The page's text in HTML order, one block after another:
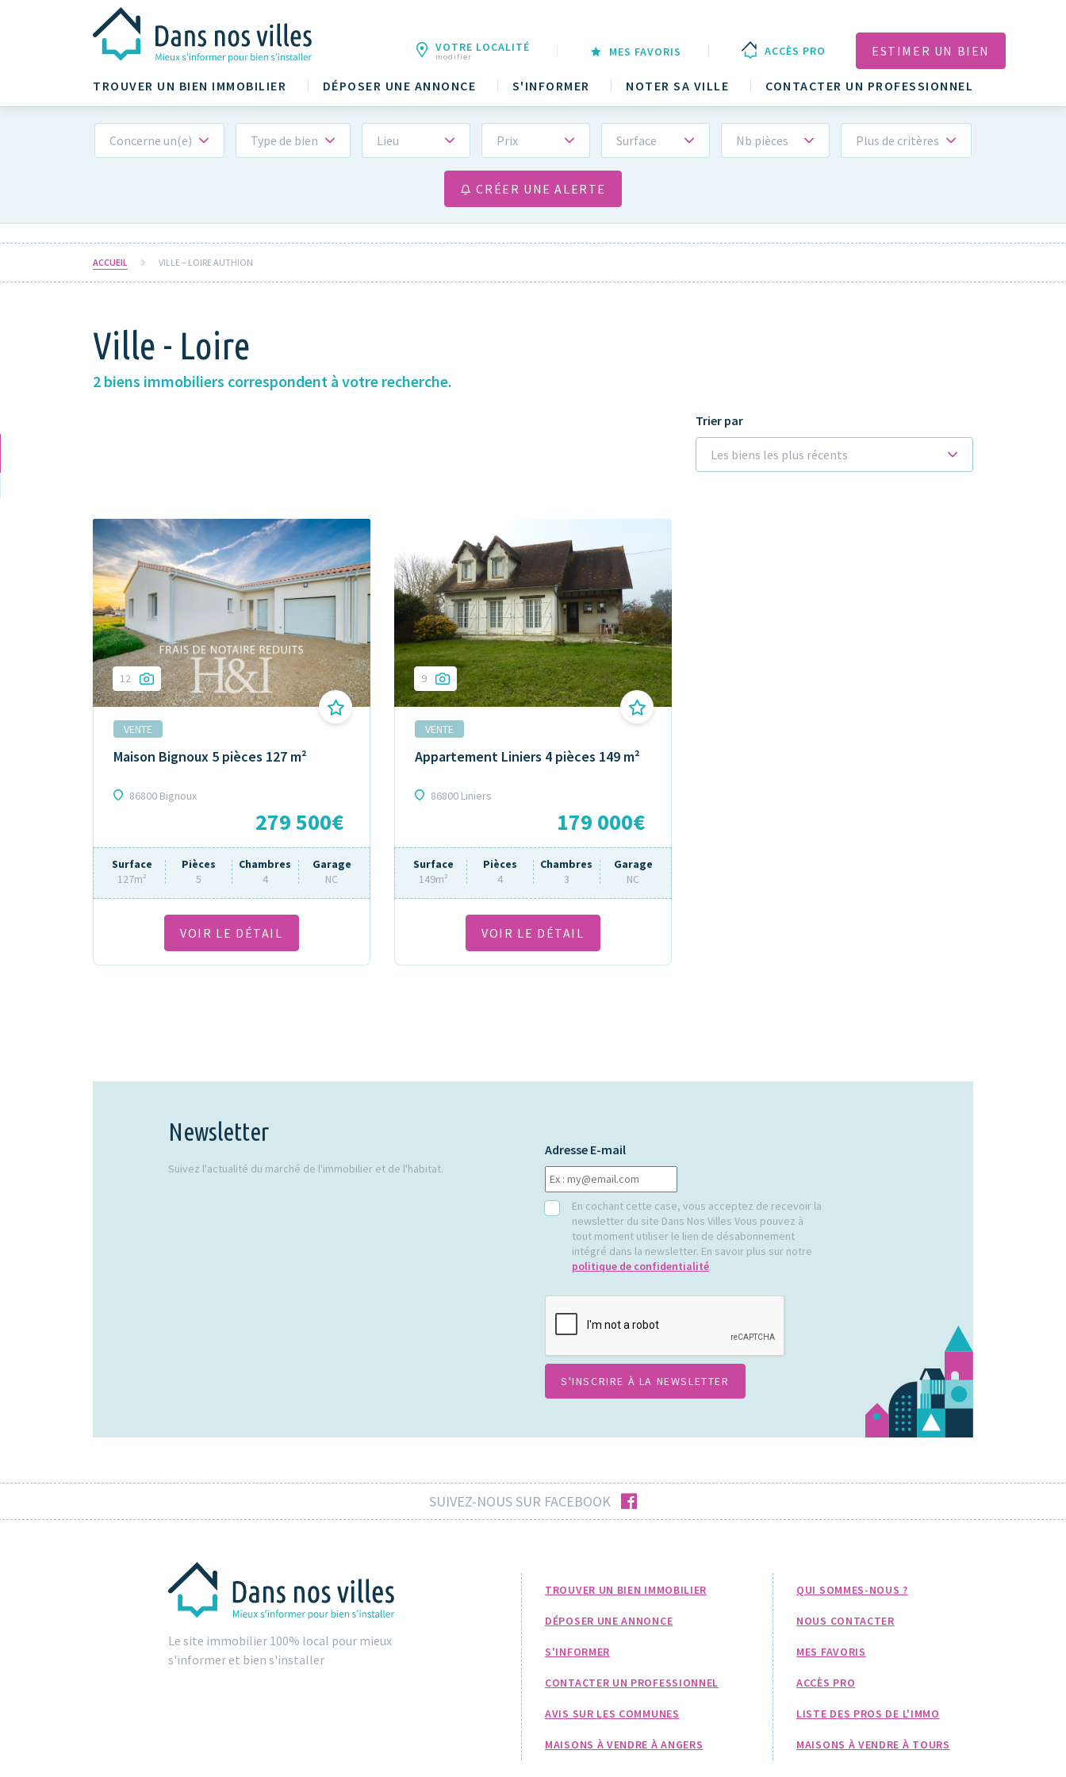
TROUVER UN BIEN IMMOBILIER DÉPOSER UNE ANNONCE S'INFORMER NOTER SA VILLE CONTACTER UN PROFESSIONNEL
VOTRE LOCALITÉ
modifier MES FAVORIS ACCÈS PRO ESTIMER UN BIEN
Concerne un(e) Type de bien Lieu Prix Surface Nb pièces Plus de critères
CRÉER UNE ALERTE
ACCUEIL VILLE – LOIRE AUTHION
Ville - Loire
2 biens immobiliers correspondent à votre recherche.
Trier par
Les biens les plus récents
12
VENTE
Maison Bignoux 5 pièces 127 m²
86800 Bignoux
279 500€
Surface
127m²
Pièces
5
Chambres
4
Garage
NC
VOIR LE DÉTAIL
9
VENTE
Appartement Liniers 4 pièces 149 m²
86800 Liniers
179 000€
Surface
149m²
Pièces
4
Chambres
3
Garage
NC
VOIR LE DÉTAIL
Newsletter
Suivez l'actualité du marché de l'immobilier et de l'habitat.
Adresse E-mail
RGPDEn cochant cette case, vous acceptez de recevoir la
newsletter du site Dans Nos Villes Vous pouvez à
tout moment utiliser le lien de désabonnement
intégré dans la newsletter. En savoir plus sur notre
politique de confidentialité.
SUIVEZ-NOUS SUR FACEBOOK facebook
Le site immobilier 100% local pour mieux
s'informer et bien s'installer
TROUVER UN BIEN IMMOBILIER
DÉPOSER UNE ANNONCE
S'INFORMER
CONTACTER UN PROFESSIONNEL
AVIS SUR LES COMMUNES
MAISONS À VENDRE À ANGERS
QUI SOMMES-NOUS ?
NOUS CONTACTER
MES FAVORIS
ACCÈS PRO
LISTE DES PROS DE L'IMMO
MAISONS À VENDRE À TOURS